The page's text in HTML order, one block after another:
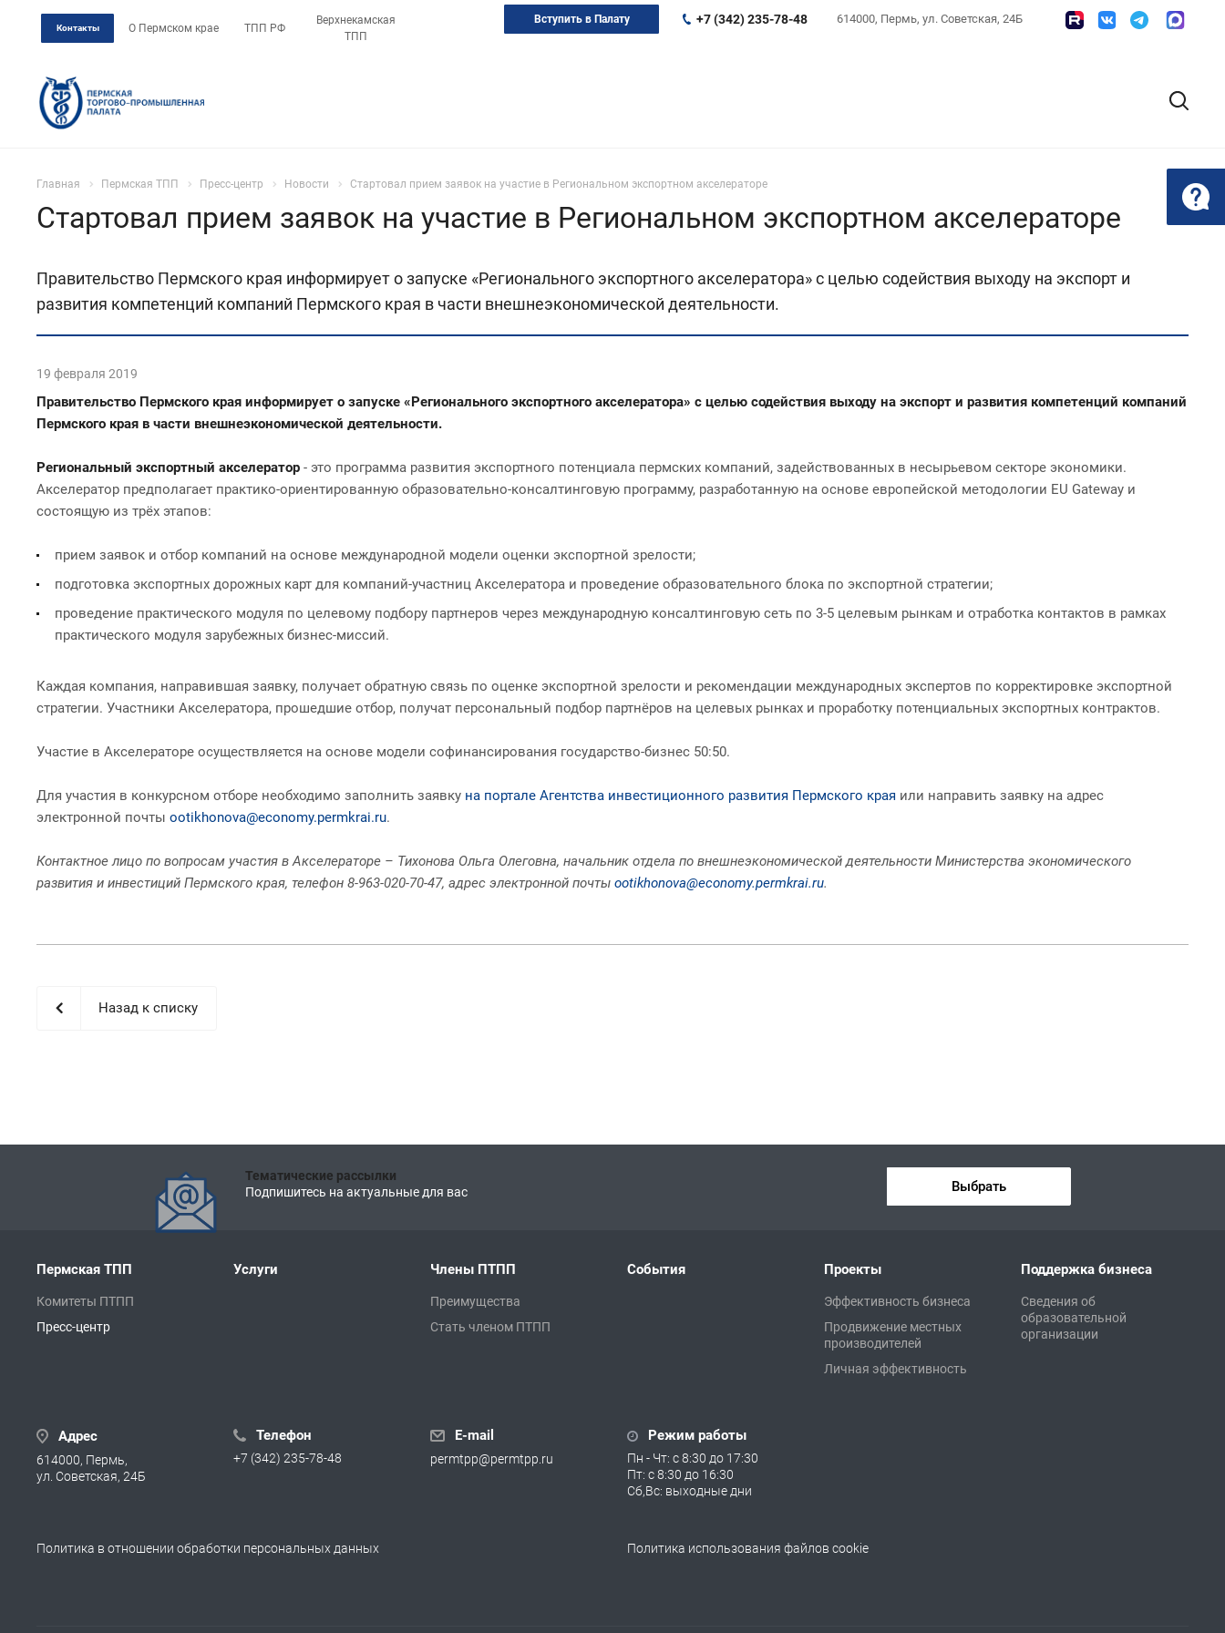
Контакты О Пермском крае ТПП РФ
Верхнекамская
ТПП
614000, Пермь, ул. Советская, 24Б
+7 (342) 235-78-48
Вступить в Палату
Главная Пермская ТПП Пресс-центр Новости Стартовал прием заявок на участие в Региональном экспортном акселераторе
Стартовал прием заявок на участие в Региональном экспортном акселераторе
Правительство Пермского края информирует о запуске «Регионального экспортного акселератора» с целью содействия выходу на экспорт и
развития компетенций компаний Пермского края в части внешнеэкономической деятельности.
19 февраля 2019
Правительство Пермского края информирует о запуске «Регионального экспортного акселератора» с целью содействия выходу на экспорт и развития компетенций компаний
Пермского края в части внешнеэкономической деятельности.
Региональный экспортный акселератор - это программа развития экспортного потенциала пермских компаний, задействованных в несырьевом секторе экономики.
Акселератор предполагает практико-ориентированную образовательно-консалтинговую программу, разработанную на основе европейской методологии EU Gateway и
состоящую из трёх этапов:
прием заявок и отбор компаний на основе международной модели оценки экспортной зрелости;
подготовка экспортных дорожных карт для компаний-участниц Акселератора и проведение образовательного блока по экспортной стратегии;
проведение практического модуля по целевому подбору партнеров через международную консалтинговую сеть по 3-5 целевым рынкам и отработка контактов в рамках
практического модуля зарубежных бизнес-миссий.
Каждая компания, направившая заявку, получает обратную связь по оценке экспортной зрелости и рекомендации международных экспертов по корректировке экспортной
стратегии. Участники Акселератора, прошедшие отбор, получат персональный подбор партнёров на целевых рынках и проработку потенциальных экспортных контрактов.
Участие в Акселераторе осуществляется на основе модели софинансирования государство-бизнес 50:50.
Для участия в конкурсном отборе необходимо заполнить заявку на портале Агентства инвестиционного развития Пермского края или направить заявку на адрес
электронной почты ootikhonova@economy.permkrai.ru.
Контактное лицо по вопросам участия в Акселераторе – Тихонова Ольга Олеговна, начальник отдела по внешнеэкономической деятельности Министерства экономического
развития и инвестиций Пермского края, телефон 8-963-020-70-47, адрес электронной почты ootikhonova@economy.permkrai.ru.
Назад к списку
Тематические рассылки
Подпишитесь на актуальные для вас
Выбрать
Пермская ТПП
Комитеты ПТПП
Пресс-центр
Услуги Члены ПТПП
Преимущества
Стать членом ПТПП
События Проекты
Эффективность бизнеса
Продвижение местных
производителей
Личная эффективность
Поддержка бизнеса
Сведения об
образовательной
организации
Адрес
614000, Пермь,
ул. Советская, 24Б
Телефон
+7 (342) 235-78-48
E-mail
permtpp@permtpp.ru
Режим работы
Пн - Чт: с 8:30 до 17:30
Пт: с 8:30 до 16:30
Сб,Вс: выходные дни
Политика в отношении обработки персональных данных Политика использования файлов cookie